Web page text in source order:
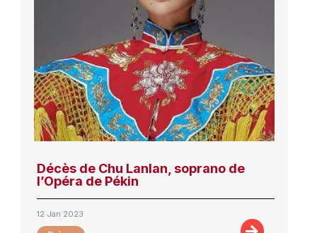
Décès de Chu Lanlan, soprano de
l’Opéra de Pékin
12 Jan 2023